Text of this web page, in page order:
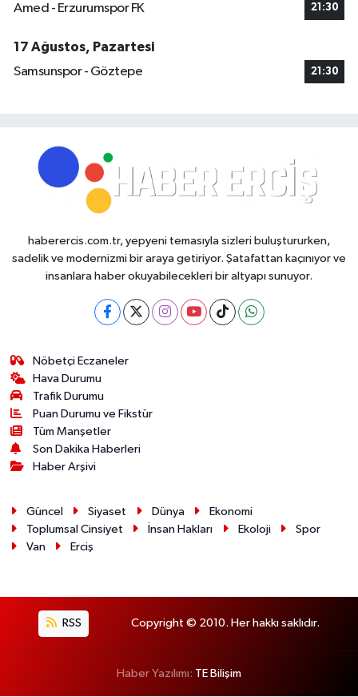
Amed - Erzurumspor FK 21:30
17 Ağustos, Pazartesi
Samsunspor - Göztepe
21:30
haberercis.com.tr, yepyeni temasıyla sizleri buluştururken,
sadelik ve modernizmi bir araya getiriyor. Şatafattan kaçınıyor ve
insanlara haber okuyabilecekleri bir altyapı sunuyor.
Nöbetçi Eczaneler
Hava Durumu
Trafik Durumu
Puan Durumu ve Fikstür
Tüm Manşetler
Son Dakika Haberleri
Haber Arşivi
Güncel Siyaset Dünya
Ekonomi
Toplumsal Cinsiyet
İnsan Hakları Ekoloji
Spor
Van
Erciş
RSS Copyright © 2010. Her hakkı saklıdır.
Haber Yazılımı: TE Bilişim